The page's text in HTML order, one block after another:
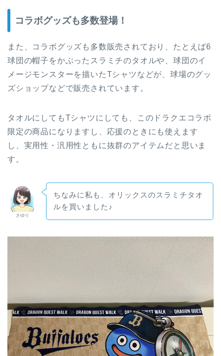
コラボグッズも多数登場！
また、コラボグッズも多数販売されており、たとえば6
球団の帽子をかぶったスラミチのタオルや、球団のイ
メージモンスターを描いたTシャツなどが、球場のグッ
ズショップなどで販売されています。
タオルにしてもTシャツにしても、このドラクエコラボ
限定の商品になりますし、応援のときにも使えます
し、実用性・汎用性ともに抜群のアイテムだと思いま
す。
さゆり
ちなみに私も、オリックスのスラミチタオ
ルを買いました♪